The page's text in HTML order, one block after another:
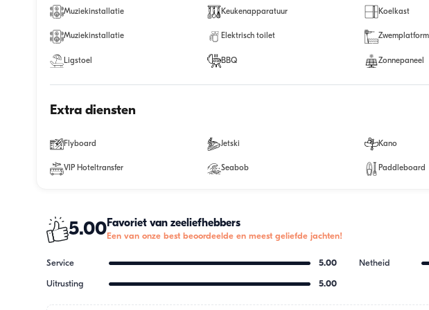
Muziekinstallatie Keukenapparatuur Koelkast
Muziekinstallatie Elektrisch toilet Zwemplatform
Ligstoel BBQ Zonnepaneel
Extra diensten
Flyboard Jetski Kano
VIP Hoteltransfer Seabob Paddleboard
5.00Favoriet van zeeliefhebbers
Een van onze best beoordeelde en meest geliefde jachten!
Service 5.00 Netheid
Uitrusting 5.00